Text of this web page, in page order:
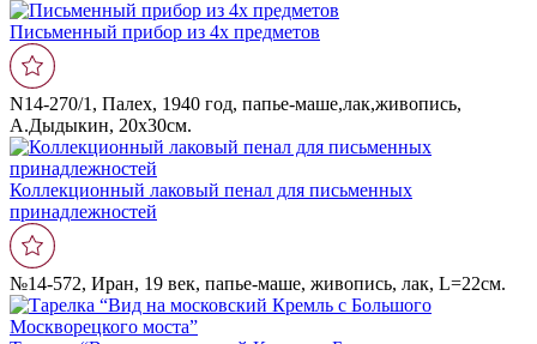
Письменный прибор из 4х предметов
N14-270/1, Палех, 1940 год, папье-маше,лак,живопись,
А.Дыдыкин, 20х30см.
Коллекционный лаковый пенал для письменных
принадлежностей
№14-572, Иран, 19 век, папье-маше, живопись, лак, L=22см.